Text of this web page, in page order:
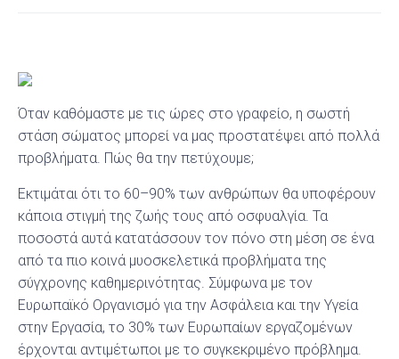
Όταν καθόμαστε με τις ώρες στο γραφείο, η σωστή
στάση σώματος μπορεί να μας προστατέψει από πολλά
προβλήματα. Πώς θα την πετύχουμε;
Εκτιμάται ότι το 60–90% των ανθρώπων θα υποφέρουν
κάποια στιγμή της ζωής τους από οσφυαλγία. Τα
ποσοστά αυτά κατατάσσουν τον πόνο στη μέση σε ένα
από τα πιο κοινά μυοσκελετικά προβλήματα της
σύγχρονης καθημερινότητας. Σύμφωνα με τον
Ευρωπαϊκό Οργανισμό για την Ασφάλεια και την Υγεία
στην Εργασία, το 30% των Ευρωπαίων εργαζομένων
έρχονται αντιμέτωποι με το συγκεκριμένο πρόβλημα.